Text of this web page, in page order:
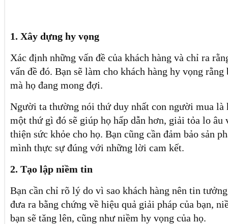
1. Xây dựng hy vọng
Xác định những vấn đề của khách hàng và chỉ ra
vấn đề đó. Bạn sẽ làm cho khách hàng hy vọng
mà họ đang mong đợi.
Người ta thường nói thứ duy nhất con người mua là
một thứ gì đó sẽ giúp họ hấp dẫn hơn, giải tỏa lo âu
thiện sức khỏe cho họ. Bạn cũng cần đảm bảo sản
mình thực sự đúng với những lời cam kết.
2. Tạo lập niềm tin
Bạn cần chỉ rõ lý do vì sao khách hàng nên tin
đưa ra bằng chứng về hiệu quả giải pháp của bạn,
bạn sẽ tăng lên, cũng như niềm hy vọng của họ.